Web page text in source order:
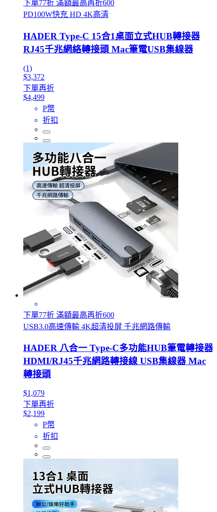
下單77折 滿額最高再折600
PD100W快充 HD 4K高清
HADER Type-C 15合1桌面立式HUB轉接器
RJ45千兆網絡轉接頭 Mac筆電USB集線器
(1)
$3,372
下單再折
$4,499
P幣
折扣
下單77折 滿額最高再折600
USB3.0高速傳輸 4K超清投屏 千兆網路傳輸
HADER 八合一 Type-C多功能HUB筆電轉接器
HDMI/RJ45千兆網路轉接線 USB集線器 Mac
轉接頭
$1,079
下單再折
$2,199
P幣
折扣